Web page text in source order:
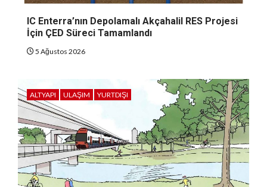
IC Enterra’nın Depolamalı Akçahalil RES Projesi
İçin ÇED Süreci Tamamlandı
5 Ağustos 2026
ALTYAPI ULAŞIM YURTDIŞI